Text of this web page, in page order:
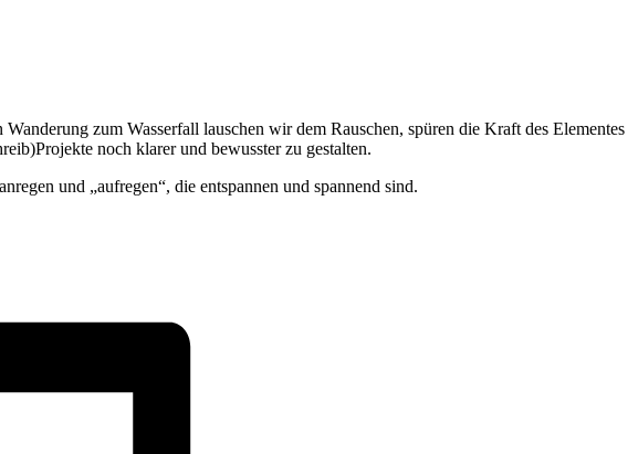
zum Wasserfall lauschen wir dem Rauschen, spüren die Kraft des Elementes
noch klarer und bewusster zu gestalten.
und „aufregen“, die entspannen und spannend sind.